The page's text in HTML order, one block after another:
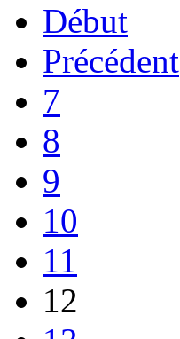
Début
Précédent
7
8
9
10
11
12